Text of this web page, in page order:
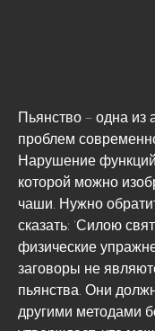
Пьянство – одна из
проблем
Нарушение
которой можно
чаши. Нужно
сказать: 'Силою
физические
заговоры не
пьянства. Они
другими методами